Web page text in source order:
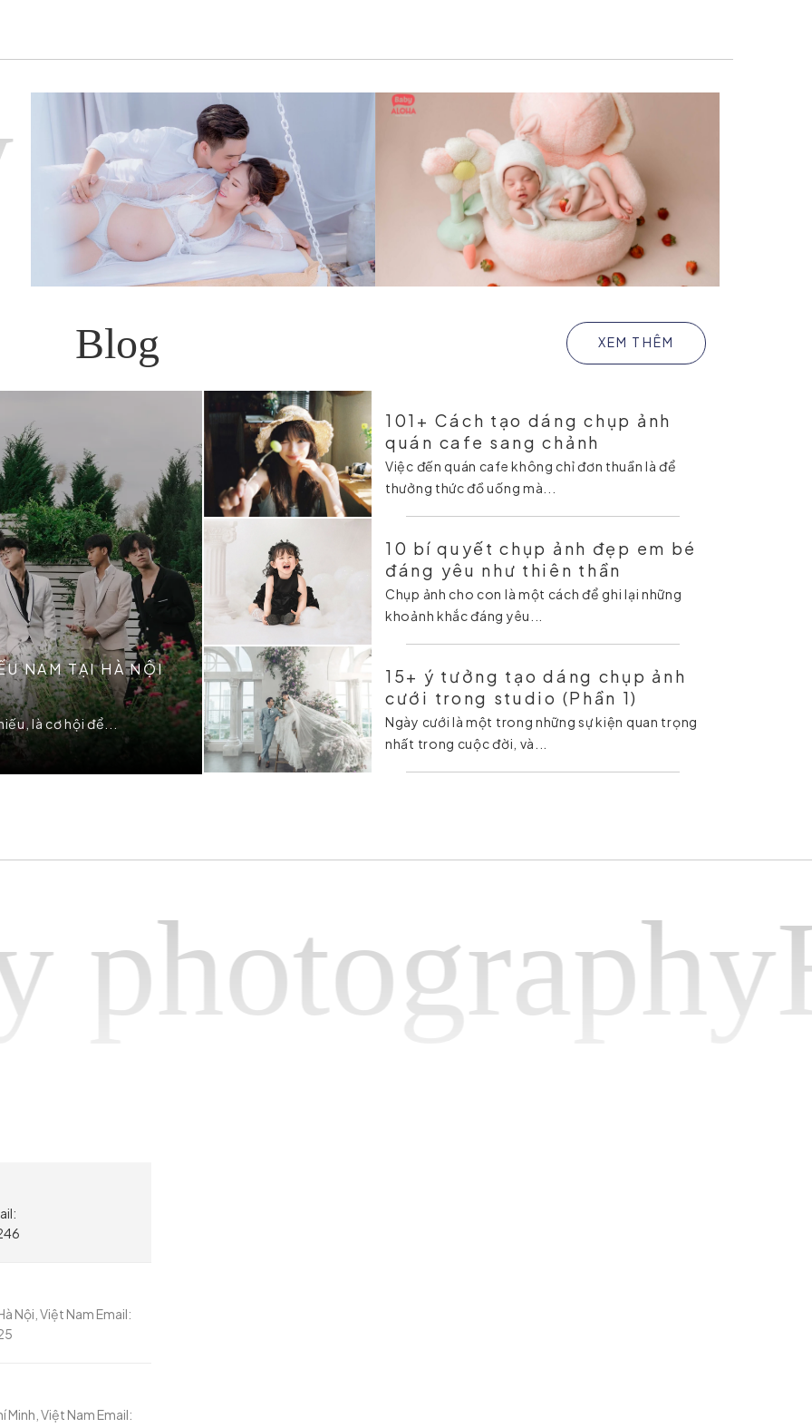
Blog XEM THÊM
NAM TẠI HÀ NỘI
là cơ hội để...
101+ Cách tạo dáng chụp ảnh
quán cafe sang chảnh
Việc đến quán cafe không chỉ đơn thuần là để
thưởng thức đồ uống mà...
10 bí quyết chụp ảnh đẹp em bé
đáng yêu như thiên thần
Chụp ảnh cho con là một cách để ghi lại những
khoảnh khắc đáng yêu...
15+ ý tưởng tạo dáng chụp ảnh
cưới trong studio (Phần 1)
Ngày cưới là một trong những sự kiện quan trọng
nhất trong cuộc đời, và...
Nội, Việt Nam Email:
Minh, Việt Nam Email: